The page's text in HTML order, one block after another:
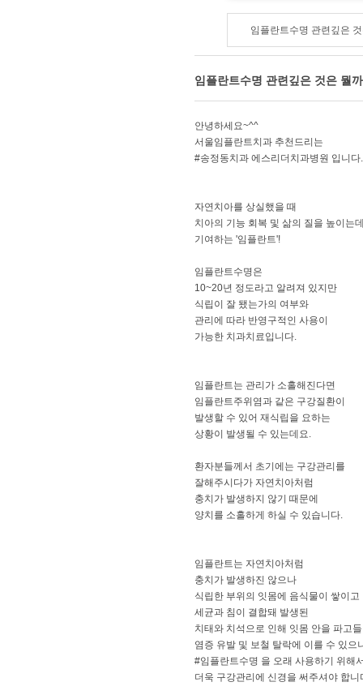
임플란트수명 관련깊은
임플란트수명 관련깊은 것은 뭘
안녕하세요~^^
서울임플란트치과 추천드리는
#송정동치과 에스리더치과병원 입니다.
자연치아를 상실했을 때
치아의 기능 회복 및 삶의 질을 높이는
기여하는 '임플란트'!
임플란트수명은
10~20년 정도라고 알려져 있지만
식립이 잘 됐는가의 여부와
관리에 따라 반영구적인 사용이
가능한 치과치료입니다.
임플란트는 관리가 소홀해진다면
임플란트주위염과 같은 구강질환이
발생할 수 있어 재식립을 요하는
상황이 발생될 수 있는데요.
환자분들께서 초기에는 구강관리를
잘해주시다가 자연치아처럼
충치가 발생하지 않기 때문에
양치를 소홀하게 하실 수 있습니다.
임플란트는 자연치아처럼
충치가 발생하진 않으나
식립한 부위의 잇몸에 음식물이 쌓이고
세균과 침이 결합돼 발생된
치태와 치석으로 인해 잇몸 안을 파고
염증 유발 및 보철 탈락에 이를 수 있으
#임플란트수명 을 오래 사용하기 위해
더욱 구강관리에 신경을 써주셔야 합니